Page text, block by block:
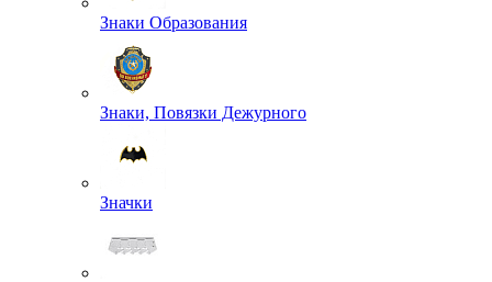
Знаки Образования
Знаки, Повязки Дежурного
Значки